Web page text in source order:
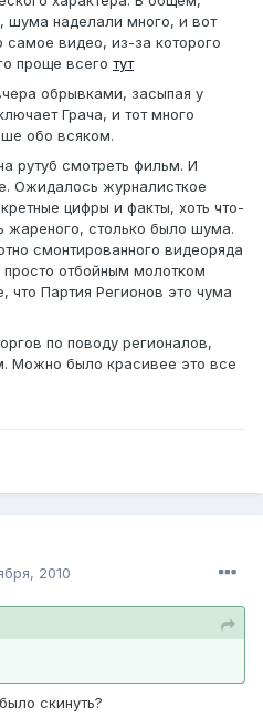
шума наделали много, и вот
видео, из-за которого
проще всего тут
обрывками, засыпая у
Грача, и тот много
обо всяком.
рутуб смотреть фильм. И
Ожидалось журналисткое
цифры и факты, хоть что-
жареного, столько было шума.
смонтированного видеоряда
отбойным молотком
что Партия Регионов это чума
по поводу регионалов,
Можно было красивее это все
2010
скинуть?